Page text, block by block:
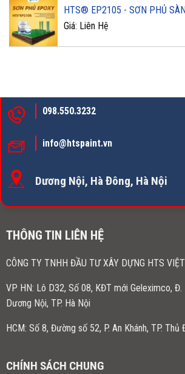
HTS® EP2105 - SƠN PHỦ
Giá: Liên Hệ
098.550.3232
info@htspaint.vn
Dương Nội, Hà Đông, Hà Nội
THÔNG TIN LIÊN HỆ
CÔNG TY TNHH ĐẦU TƯ XÂY DỰNG HTS
VP HN: Lô D32, Số 08, KĐT mới Geleximco, Đ.
Dương Nội, TP. Hà Nội
HCM: Số 8, Đường số 52, P. An Khánh, TP. Thủ
CHÍNH SÁCH CHUNG